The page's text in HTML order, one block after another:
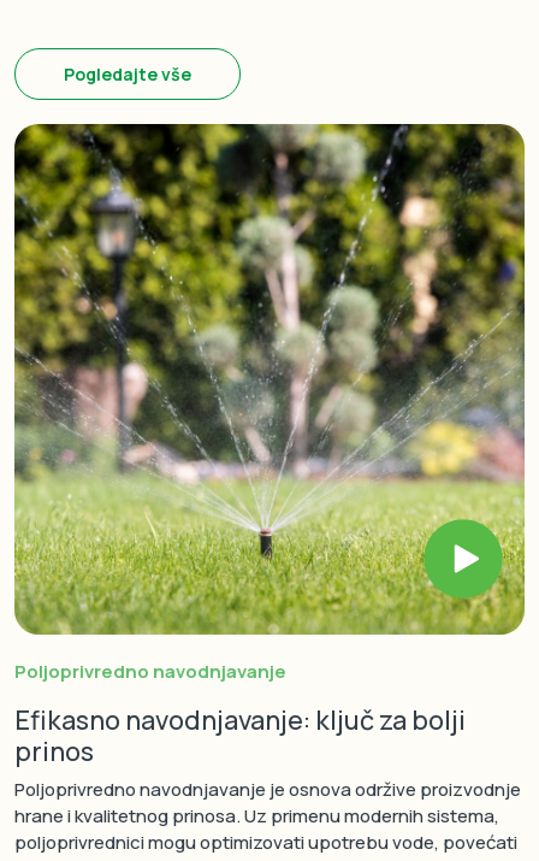
Pogledajte vše
Poljoprivredno navodnjavanje
Efikasno navodnjavanje: ključ za bolji
prinos
Poljoprivredno navodnjavanje je osnova održive proizvodnje
hrane i kvalitetnog prinosa. Uz primenu modernih sistema,
poljoprivrednici mogu optimizovati upotrebu vode, povećati